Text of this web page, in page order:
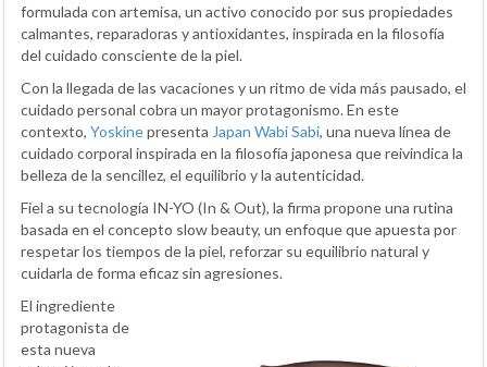
formulada con artemisa, un activo conocido por sus propiedades
calmantes, reparadoras y antioxidantes, inspirada en la filosofía
del cuidado consciente de la piel.
Con la llegada de las vacaciones y un ritmo de vida más pausado, el
cuidado personal cobra un mayor protagonismo. En este
contexto, Yoskinepresenta Japan Wabi Sabi, una nueva línea de
cuidado corporal inspirada en la filosofía japonesa que reivindica la
belleza de la sencillez, el equilibrio y la autenticidad.
Fiel a su tecnología IN-YO (In & Out), la firma propone una rutina
basada en el concepto slow beauty, un enfoque que apuesta por
respetar los tiempos de la piel, reforzar su equilibrio natural y
cuidarla de forma eficaz sin agresiones.
El ingrediente
protagonista de
esta nueva